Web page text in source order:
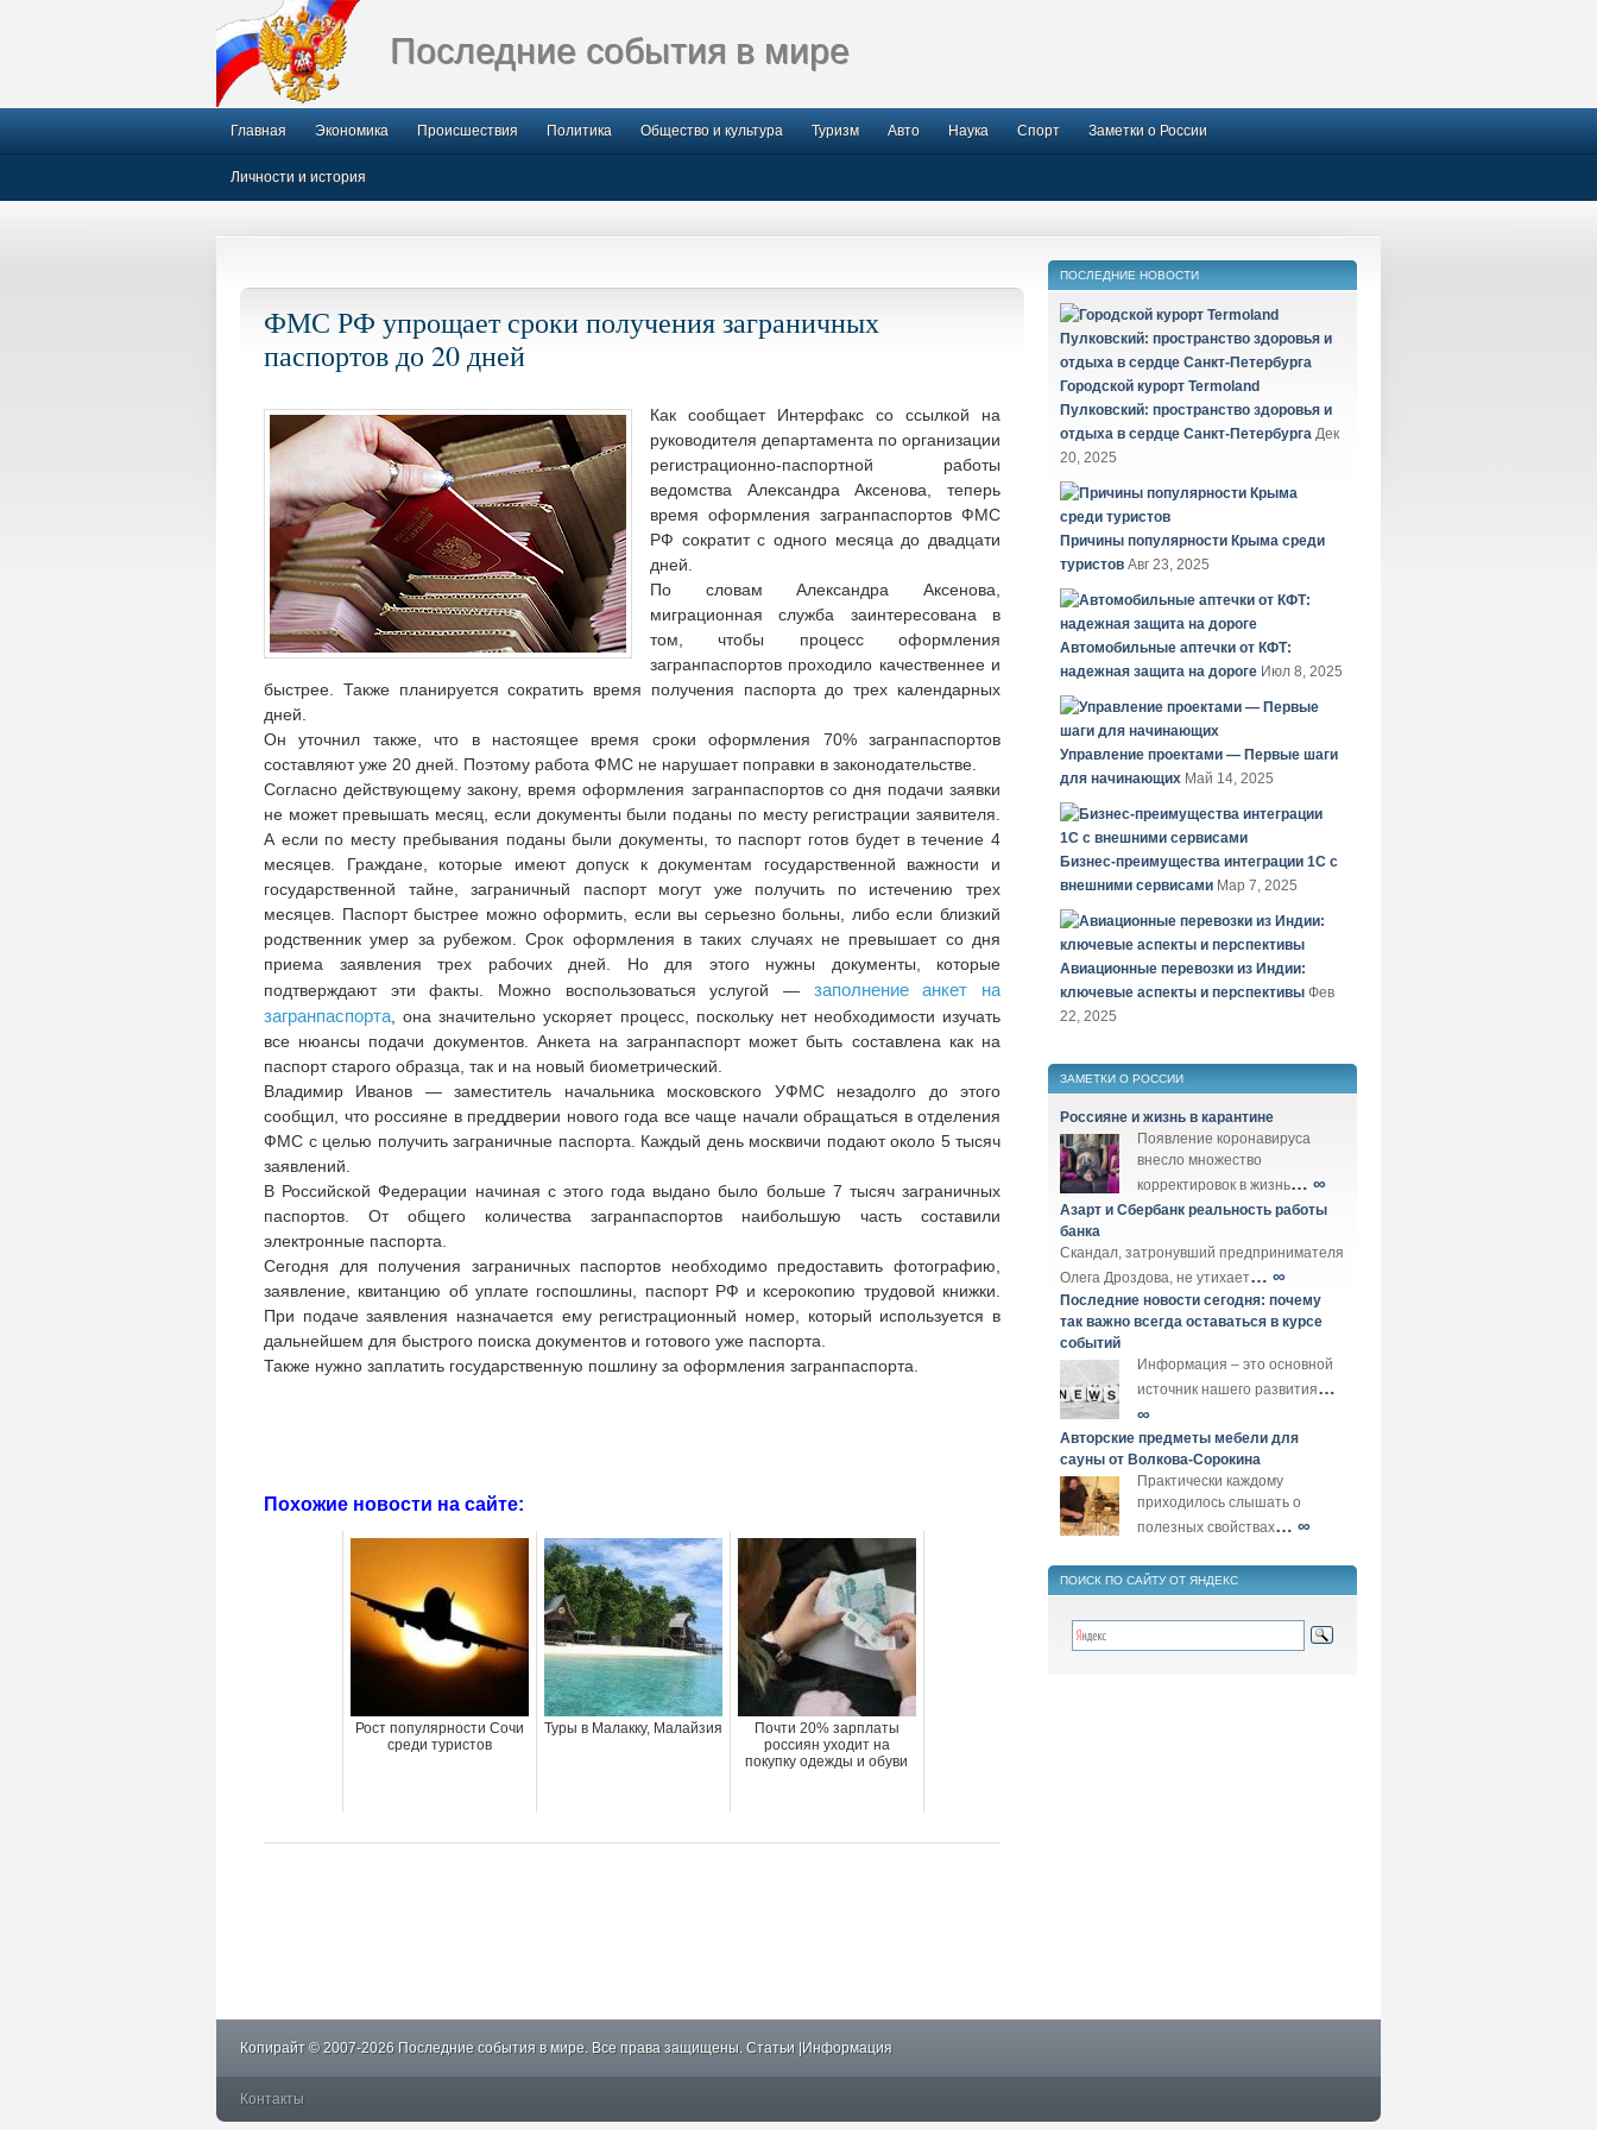
Последние события в мире
Главная Экономика Происшествия Политика Общество и культура Туризм Авто Наука Спорт Заметки о России
Личности и история
ФМС РФ упрощает сроки получения заграничных
паспортов до 20 дней
Как сообщает Интерфакс со ссылкой на
руководителя департамента по организации
регистрационно-паспортной работы
ведомства Александра Аксенова, теперь
время оформления загранпаспортов ФМС
РФ сократит с одного месяца до двадцати
дней.
По словам Александра Аксенова,
миграционная служба заинтересована в
том, чтобы процесс оформления
загранпаспортов проходило качественнее и
быстрее. Также планируется сократить время получения паспорта до трех календарных
дней.
Он уточнил также, что в настоящее время сроки оформления 70% загранпаспортов
составляют уже 20 дней. Поэтому работа ФМС не нарушает поправки в законодательстве.
Согласно действующему закону, время оформления загранпаспортов со дня подачи заявки
не может превышать месяц, если документы были поданы по месту регистрации заявителя.
А если по месту пребывания поданы были документы, то паспорт готов будет в течение 4
месяцев. Граждане, которые имеют допуск к документам государственной важности и
государственной тайне, заграничный паспорт могут уже получить по истечению трех
месяцев. Паспорт быстрее можно оформить, если вы серьезно больны, либо если близкий
родственник умер за рубежом. Срок оформления в таких случаях не превышает со дня
приема заявления трех рабочих дней. Но для этого нужны документы, которые
подтверждают эти факты. Можно воспользоваться услугой — заполнение анкет на
загранпаспорта , она значительно ускоряет процесс, поскольку нет необходимости изучать
все нюансы подачи документов. Анкета на загранпаспорт может быть составлена как на
паспорт старого образца, так и на новый биометрический.
Владимир Иванов — заместитель начальника московского УФМС незадолго до этого
сообщил, что россияне в преддверии нового года все чаще начали обращаться в отделения
ФМС с целью получить заграничные паспорта. Каждый день москвичи подают около 5 тысяч
заявлений.
В Российской Федерации начиная с этого года выдано было больше 7 тысяч заграничных
паспортов. От общего количества загранпаспортов наибольшую часть составили
электронные паспорта.
Сегодня для получения заграничных паспортов необходимо предоставить фотографию,
заявление, квитанцию об уплате госпошлины, паспорт РФ и ксерокопию трудовой книжки.
При подаче заявления назначается ему регистрационный номер, который используется в
дальнейшем для быстрого поиска документов и готового уже паспорта.
Также нужно заплатить государственную пошлину за оформления загранпаспорта.
Похожие новости на сайте:
Рост популярности Сочи
среди туристов
Туры в Малакку, Малайзия
Почти 20% зарплаты
россиян уходит на
покупку одежды и обуви
ПОСЛЕДНИЕ НОВОСТИ
Городской курорт Termoland
Пулковский: пространство здоровья и
отдыха в сердце Санкт-Петербурга Дек
20, 2025
Причины популярности Крыма среди
туристов Авг 23, 2025
Автомобильные аптечки от КФТ:
надежная защита на дороге Июл 8, 2025
Управление проектами — Первые шаги
для начинающих Май 14, 2025
Бизнес-преимущества интеграции 1С с
внешними сервисами Мар 7, 2025
Авиационные перевозки из Индии:
ключевые аспекты и перспективы Фев
22, 2025
ЗАМЕТКИ О РОССИИ
Россияне и жизнь в карантине
Появление коронавируса
внесло множество
корректировок в жизнь… ∞
Азарт и Сбербанк реальность работы
банка
Скандал, затронувший предпринимателя
Олега Дроздова, не утихает… ∞
Последние новости сегодня: почему
так важно всегда оставаться в курсе
событий
Информация – это основной
источник нашего развития…
∞
Авторские предметы мебели для
сауны от Волкова-Сорокина
Практически каждому
приходилось слышать о
полезных свойствах… ∞
ПОИСК ПО САЙТУ ОТ ЯНДЕКС
Копирайт © 2007-2026 Последние события в мире. Все права защищены. Статьи |Информация
Контакты